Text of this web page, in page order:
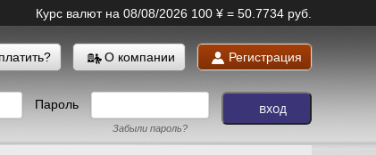
Курс валют на 08/08/2026 100 ¥ = 50.7734 руб.
О компании Регистрация
Пароль
Забыли пароль?